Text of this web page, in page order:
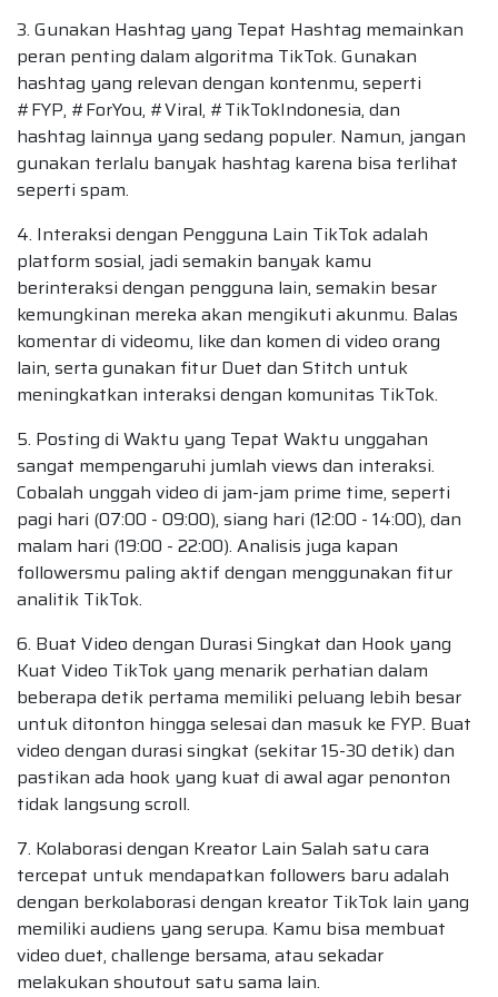
3. Gunakan Hashtag yang Tepat Hashtag memainkan
peran penting dalam algoritma TikTok. Gunakan
hashtag yang relevan dengan kontenmu, seperti
#FYP, #ForYou, #Viral, #TikTokIndonesia, dan
hashtag lainnya yang sedang populer. Namun, jangan
gunakan terlalu banyak hashtag karena bisa terlihat
seperti spam.
4. Interaksi dengan Pengguna Lain TikTok adalah
platform sosial, jadi semakin banyak kamu
berinteraksi dengan pengguna lain, semakin besar
kemungkinan mereka akan mengikuti akunmu. Balas
komentar di videomu, like dan komen di video orang
lain, serta gunakan fitur Duet dan Stitch untuk
meningkatkan interaksi dengan komunitas TikTok.
5. Posting di Waktu yang Tepat Waktu unggahan
sangat mempengaruhi jumlah views dan interaksi.
Cobalah unggah video di jam-jam prime time, seperti
pagi hari (07:00 - 09:00), siang hari (12:00 - 14:00), dan
malam hari (19:00 - 22:00). Analisis juga kapan
followersmu paling aktif dengan menggunakan fitur
analitik TikTok.
6. Buat Video dengan Durasi Singkat dan Hook yang
Kuat Video TikTok yang menarik perhatian dalam
beberapa detik pertama memiliki peluang lebih besar
untuk ditonton hingga selesai dan masuk ke FYP. Buat
video dengan durasi singkat (sekitar 15-30 detik) dan
pastikan ada hook yang kuat di awal agar penonton
tidak langsung scroll.
7. Kolaborasi dengan Kreator Lain Salah satu cara
tercepat untuk mendapatkan followers baru adalah
dengan berkolaborasi dengan kreator TikTok lain yang
memiliki audiens yang serupa. Kamu bisa membuat
video duet, challenge bersama, atau sekadar
melakukan shoutout satu sama lain.